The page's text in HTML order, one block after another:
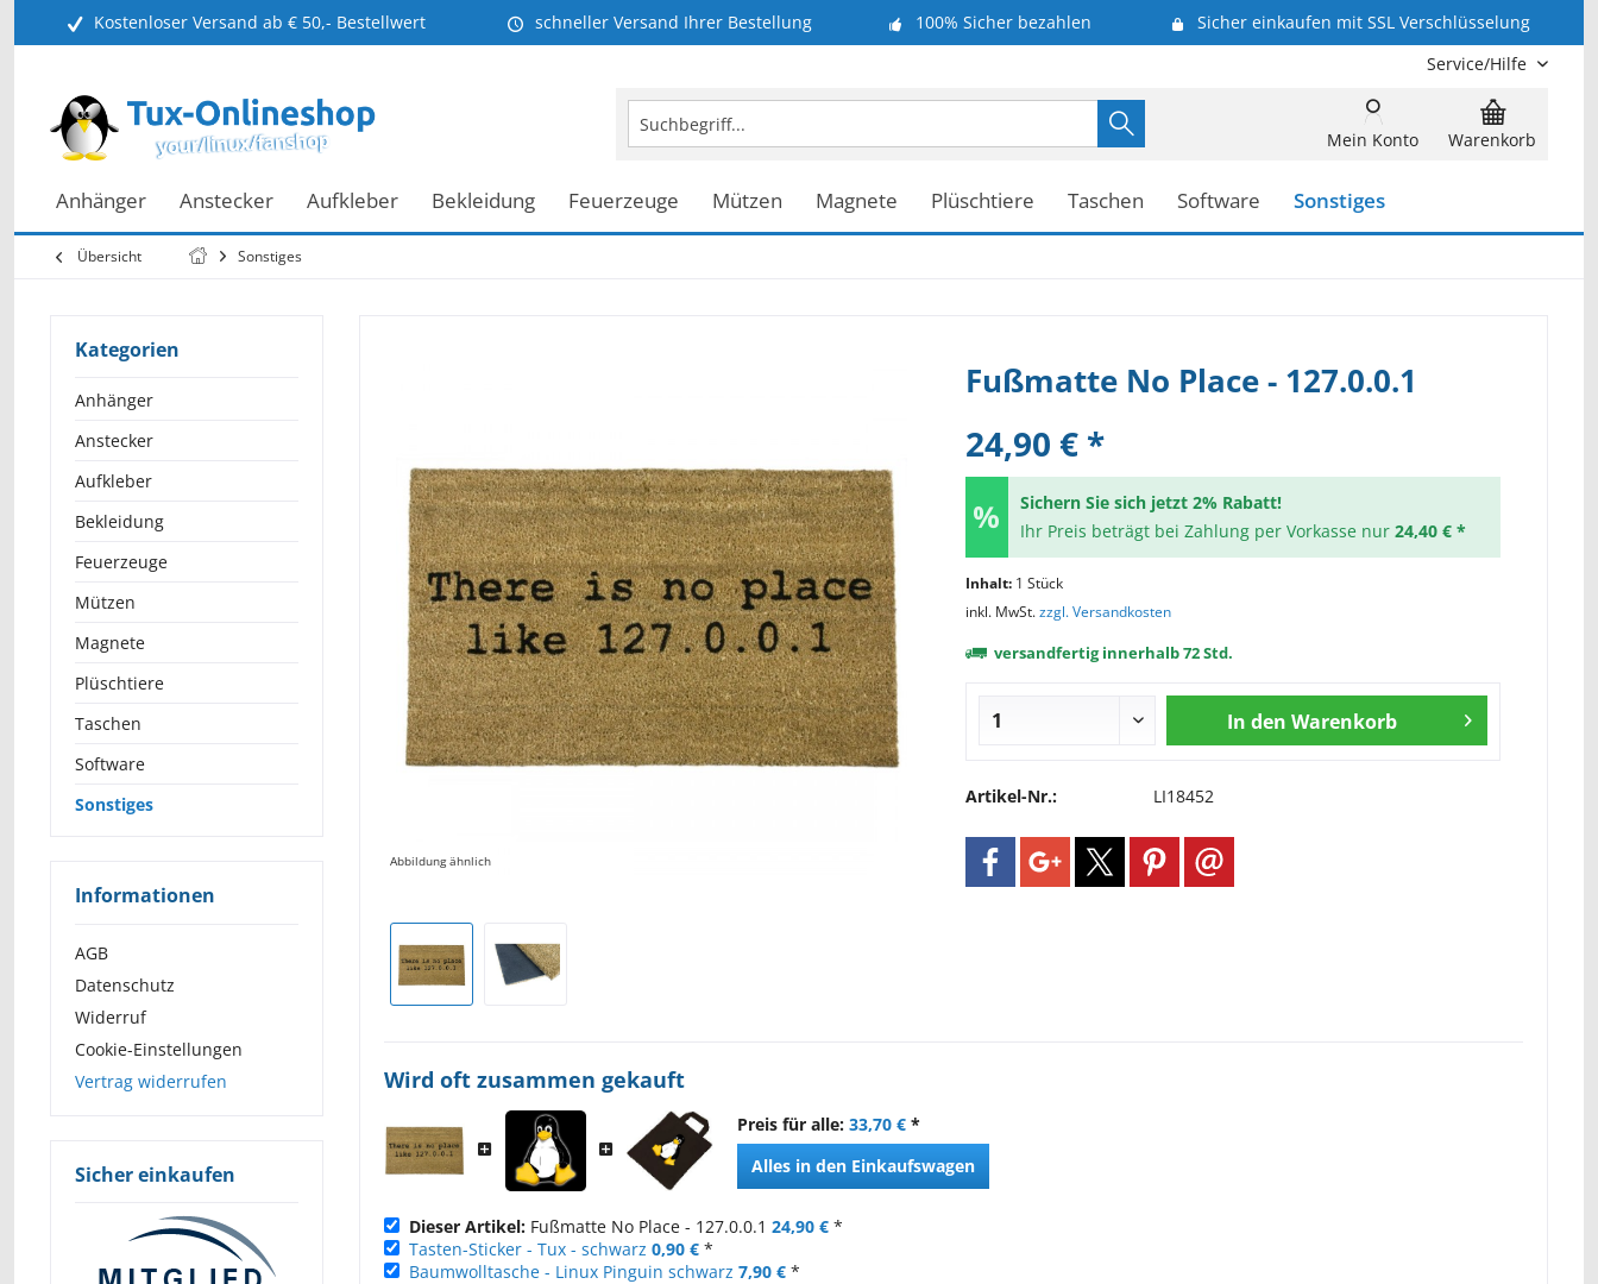
Kostenloser Versand ab € 50,- Bestellwert schneller Versand Ihrer Bestellung 100% Sicher bezahlen
Sicher einkaufen mit SSL Verschlüsselung
Service/Hilfe
Warenkorb
Mein Konto
Anhänger Anstecker Aufkleber Bekleidung Feuerzeuge Mützen Magnete Plüschtiere Taschen Software Sonstiges
Übersicht Sonstiges
Kategorien
Anhänger
Anstecker
Aufkleber
Bekleidung
Feuerzeuge
Mützen
Magnete
Plüschtiere
Taschen
Software
Sonstiges
Informationen
AGB
Datenschutz
Widerruf
Cookie-Einstellungen
Vertrag widerrufen
Sicher einkaufen
Abbildung ähnlich
Fußmatte No Place - 127.0.0.1
24,90 € *
Sichern Sie sich jetzt 2% Rabatt!
Ihr Preis beträgt bei Zahlung per Vorkasse nur 24,40 € *
Inhalt: 1 Stück
inkl. MwSt.zzgl. Versandkosten
versandfertig innerhalb 72 Std.
In den Warenkorb
Artikel-Nr.: LI18452
Wird oft zusammen gekauft
Preis für alle:33,70 € *
Alles in den Einkaufswagen
Dieser Artikel: Fußmatte No Place - 127.0.0.1 24,90 € *
Tasten-Sticker - Tux - schwarz 0,90 € *
Baumwolltasche - Linux Pinguin schwarz 7,90 € *